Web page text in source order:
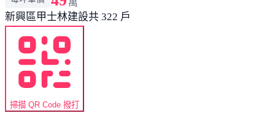
萬
新興區甲士林建設共 322 戶
掃描 QR Code 撥打